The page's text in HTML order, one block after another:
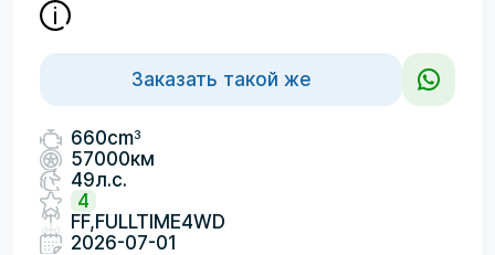
Заказать такой же
660cm3
57000км
49л.с.
4
FF,FULLTIME4WD
2026-07-01